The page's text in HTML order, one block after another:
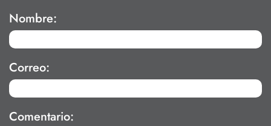
Nombre:
Correo:
Comentario: